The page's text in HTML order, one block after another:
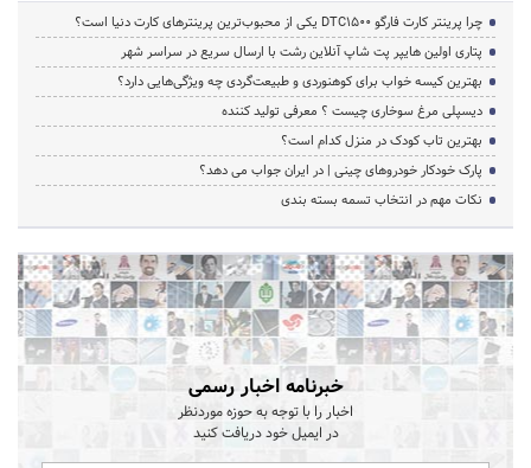
چرا پرینتر کارت فارگو DTC1500 یکی از محبوب‌ترین پرینترهای کارت دنیا است؟
پتاری اولین هایپر پت شاپ آنلاین رشت با ارسال سریع در سراسر شهر
بهترین کیسه خواب برای کوهنوردی و طبیعت‌گردی چه ویژگی‌هایی دارد؟
دیسپلی مرغ سوخاری چیست ؟ معرفی تولید کننده
بهترین تاب کودک در منزل کدام است؟
پارک خودکار خودروهای چینی | در ایران جواب می دهد؟
نکات مهم در انتخاب تسمه بسته بندی
خبرنامه اخبار رسمی
اخبار را با توجه به حوزه موردنظر
در ایمیل خود دریافت کنید